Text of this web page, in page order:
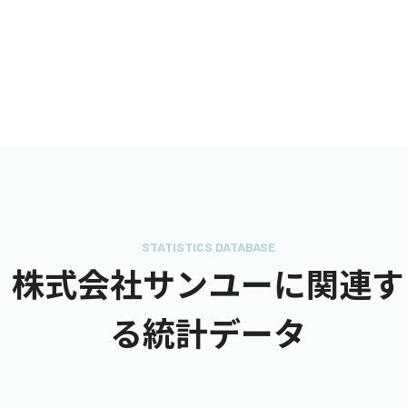
STATISTICS DATABASE
株式会社サンユーに関連す
る統計データ